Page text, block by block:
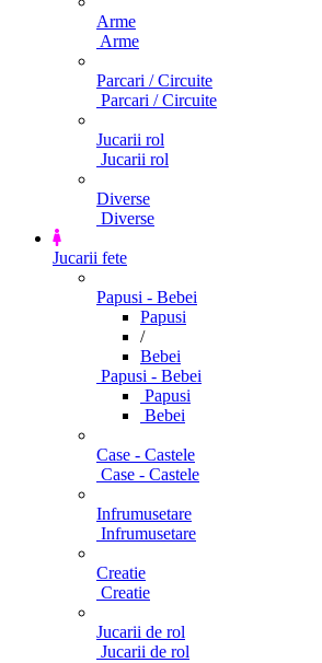
Arme
Arme
Parcari / Circuite
Parcari / Circuite
Jucarii rol
Jucarii rol
Diverse
Diverse
Jucarii fete
Papusi - Bebei
Papusi
/
Bebei
Papusi - Bebei
Papusi
Bebei
Case - Castele
Case - Castele
Infrumusetare
Infrumusetare
Creatie
Creatie
Jucarii de rol
Jucarii de rol